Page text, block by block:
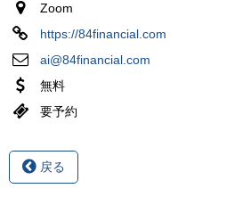
Zoom
https://84financial.com
ai@84financial.com
無料
要予約
戻る